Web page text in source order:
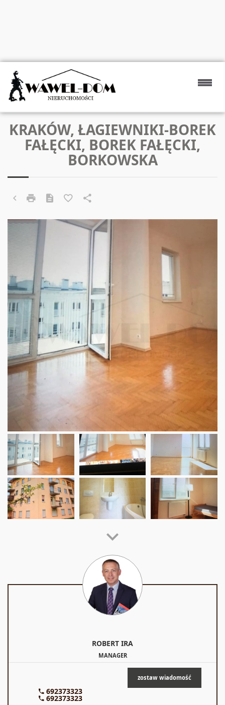
KRAKÓW, ŁAGIEWNIKI-BOREK
FAŁĘCKI, BOREK FAŁĘCKI,
BORKOWSKA
ROBERT IRA
MANAGER
692373323
692373323
zostaw wiadomość